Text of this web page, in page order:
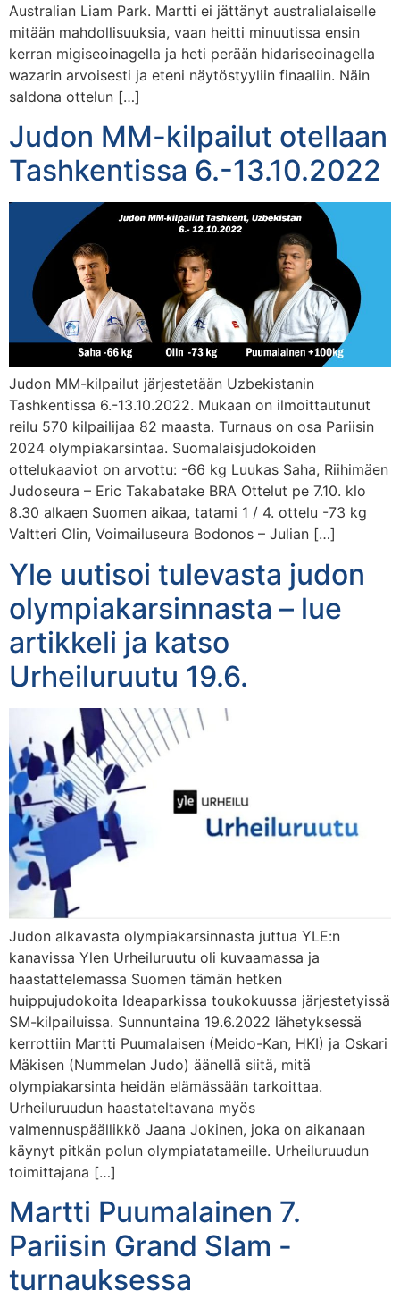
Australian Liam Park. Martti ei jättänyt australialaiselle
mitään mahdollisuuksia, vaan heitti minuutissa ensin
kerran migiseoinagella ja heti perään hidariseoinagella
wazarin arvoisesti ja eteni näytöstyyliin finaaliin. Näin
saldona ottelun […]
Judon MM-kilpailut otellaan
Tashkentissa 6.-13.10.2022
Judon MM-kilpailut järjestetään Uzbekistanin
Tashkentissa 6.-13.10.2022. Mukaan on ilmoittautunut
reilu 570 kilpailijaa 82 maasta. Turnaus on osa Pariisin
2024 olympiakarsintaa. Suomalaisjudokoiden
ottelukaaviot on arvottu: -66 kg Luukas Saha, Riihimäen
Judoseura – Eric Takabatake BRA Ottelut pe 7.10. klo
8.30 alkaen Suomen aikaa, tatami 1 / 4. ottelu -73 kg
Valtteri Olin, Voimailuseura Bodonos – Julian […]
Yle uutisoi tulevasta judon
olympiakarsinnasta – lue
artikkeli ja katso
Urheiluruutu 19.6.
Judon alkavasta olympiakarsinnasta juttua YLE:n
kanavissa Ylen Urheiluruutu oli kuvaamassa ja
haastattelemassa Suomen tämän hetken
huippujudokoita Ideaparkissa toukokuussa järjestetyissä
SM-kilpailuissa. Sunnuntaina 19.6.2022 lähetyksessä
kerrottiin Martti Puumalaisen (Meido-Kan, HKI) ja Oskari
Mäkisen (Nummelan Judo) äänellä siitä, mitä
olympiakarsinta heidän elämässään tarkoittaa.
Urheiluruudun haastateltavana myös
valmennuspäällikkö Jaana Jokinen, joka on aikanaan
käynyt pitkän polun olympiatatameille. Urheiluruudun
toimittajana […]
Martti Puumalainen 7.
Pariisin Grand Slam -
turnauksessa